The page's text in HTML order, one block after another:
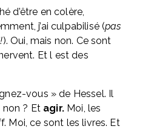
d’être en colère,
j’ai culpabilisé (pas
). Oui, mais non. Ce sont
Et l est des
vous » de Hessel. Il
non ? Et agir. Moi, les
Moi, ce sont les livres. Et